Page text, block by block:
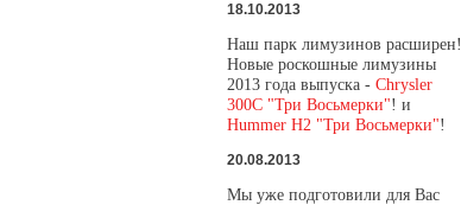
18.10.2013
Наш парк лимузинов расширен!
Новые роскошные лимузины
2013 года выпуска - Chrysler
300C "Три Восьмерки"! и
Hummer H2 "Три Восьмерки"!
20.08.2013
Мы уже подготовили для Вас